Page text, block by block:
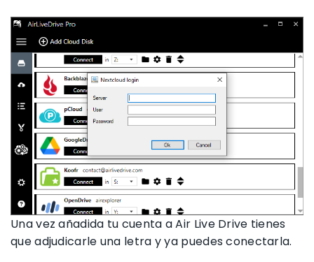
Una vez añadida tu cuenta a Air Live Drive tienes
que adjudicarle una letra y ya puedes conectarla.